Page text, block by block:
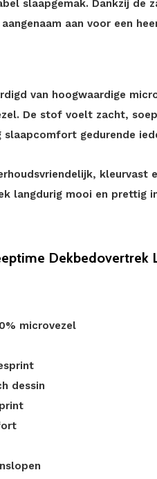
slaapgemak. Dankzij de
aan voor een
van hoogwaardige
De stof voelt zacht,
gedurende
kleurvast
langdurig mooi en prettig
Dekbedovertrek
microvezel
dessin